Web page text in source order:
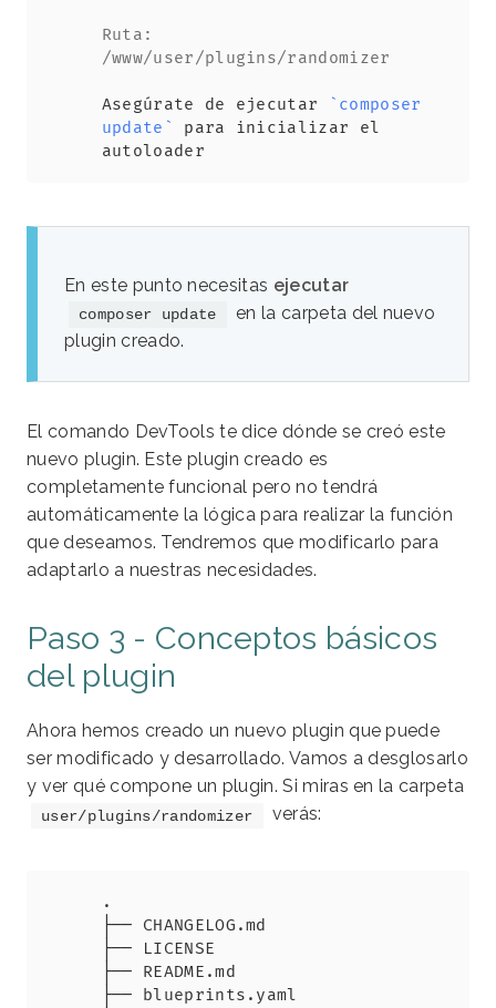
Ruta:
/www/user/plugins/randomizer
Asegúrate de ejecutar ` composer
update `
para inicializar el
autoloader
En este punto necesitas ejecutar
composer update
en la carpeta del nuevo
plugin creado.
El comando DevTools te dice dónde se creó este
nuevo plugin. Este plugin creado es
completamente funcional pero no tendrá
automáticamente la lógica para realizar la función
que deseamos. Tendremos que modificarlo para
adaptarlo a nuestras necesidades.
Paso 3 - Conceptos básicos
del plugin
Ahora hemos creado un nuevo plugin que puede
ser modificado y desarrollado. Vamos a desglosarlo
y ver qué compone un plugin. Si miras en la carpeta
user/plugins/randomizer verás:
.
├── CHANGELOG.md
├── LICENSE
├── README.md
├── blueprints.yaml